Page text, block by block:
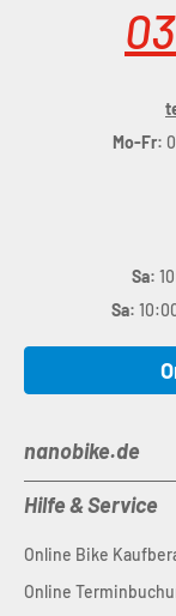
Mo-Fr:
Sa:
Sa:
nanobike.de
Hilfe & Service
Online Bike
Online